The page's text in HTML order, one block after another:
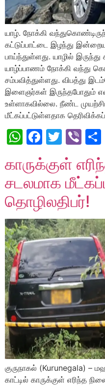
யாழ். நோக்கி
கட்டுப்பாட்டை இழந்து
பாய்ந்துள்ளது. யாழில்
யாழ்ப்பாணம் நோக்கி வந்து
சம்பவித்துள்ளது. விபத்து
இளைஞர்கள் இருந்தபோதும்
உள்ளாகவில்லை. நீண்ட
மீட்கப்பட்டுள்ளதாக
WhatsApp
Twitter
காருக்குள்
சடலமாக
தொழிலதிபர்!
குருநாகல் (Kurunegala) –
காட்டில் காருக்குள் எரிந்த